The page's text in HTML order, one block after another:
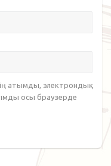
атымды, электрондық
осы браузерде